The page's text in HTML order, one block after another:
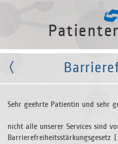
Sehr geehrte Patientin und sehr
nicht alle unserer Services sind
Barrierefreiheitsstärkungsgesetz